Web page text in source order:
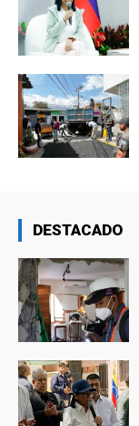
DESTACADO